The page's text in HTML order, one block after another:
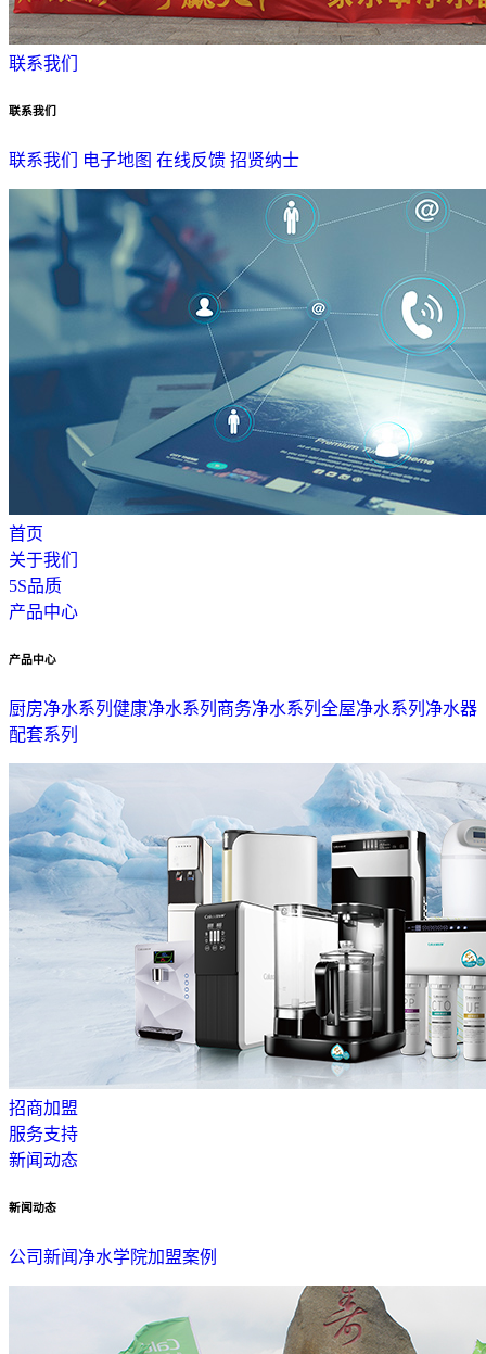
联系我们
联系我们
联系我们 电子地图 在线反馈 招贤纳士
首页
关于我们
5S品质
产品中心
产品中心
厨房净水系列 健康净水系列 商务净水系列 全屋净水系列 净水器
配套系列
招商加盟
服务支持
新闻动态
新闻动态
公司新闻 净水学院加盟案例